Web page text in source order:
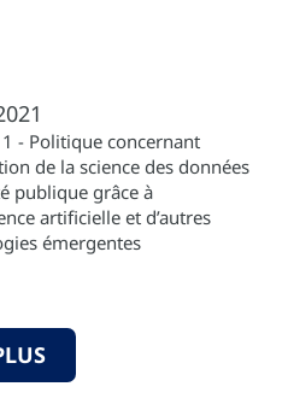
- Politique concernant
de la science des données
publique grâce à
artificielle et d’autres
émergentes